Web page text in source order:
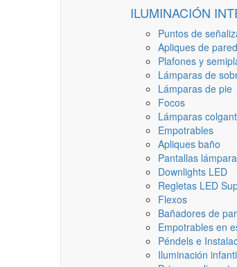
ILUMINACIÓN
Puntos de
Apliques de pared
Plafones y
Lámparas de
Lámparas de pie
Focos
Lámparas
Empotrables
Apliques baño
Pantallas
Downlights LED
Regletas LED
Flexos
Bañadores de
Empotrables en
Péndels e
Iluminación